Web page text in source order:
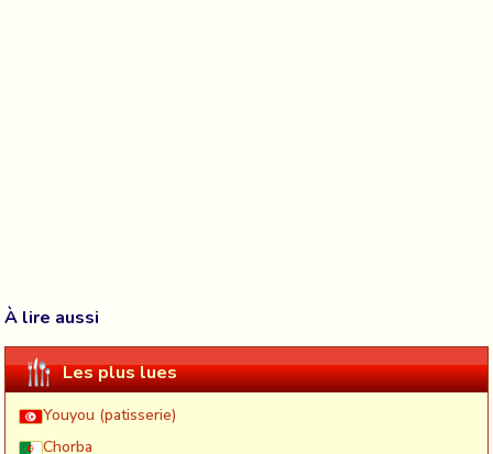
À lire aussi
Les plus lues
Youyou (patisserie)
Chorba